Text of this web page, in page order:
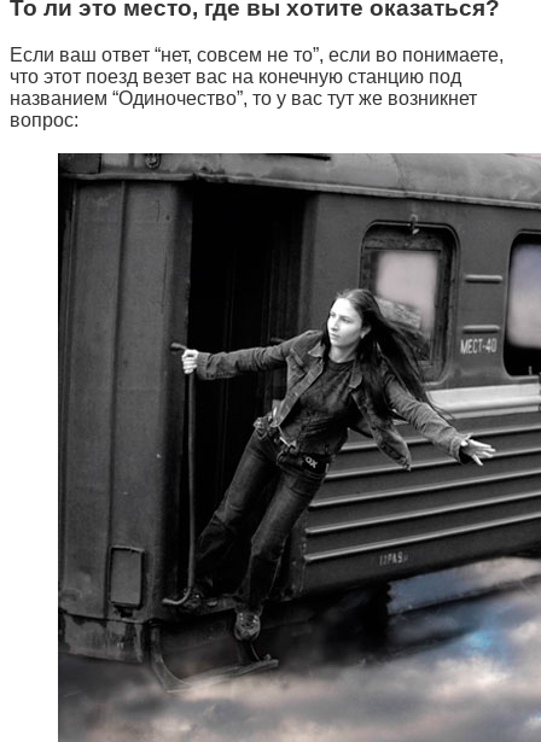
То ли это место, где вы хотите оказаться?
Если ваш ответ “нет, совсем не то”, если во понимаете,
что этот поезд везет вас на конечную станцию под
названием “Одиночество”, то у вас тут же возникнет
вопрос: